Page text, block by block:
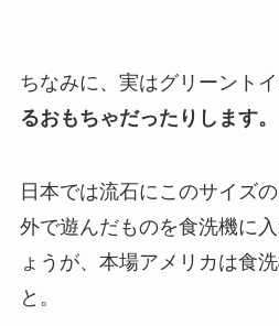
ちなみに、実はグリーント
るおもちゃだったりします。
日本では流石にこのサイズ
外で遊んだものを食洗機に
ょうが、本場アメリカは食
と。